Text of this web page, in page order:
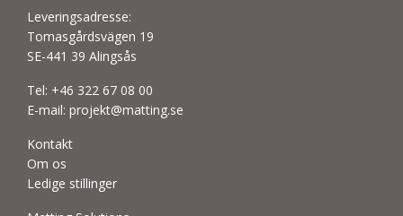
Leveringsadresse:
Tomasgårdsvägen 19
SE-441 39 Alingsås
Tel: +46 322 67 08 00
E-mail: projekt@matting.se
Kontakt
Om os
Ledige stillinger